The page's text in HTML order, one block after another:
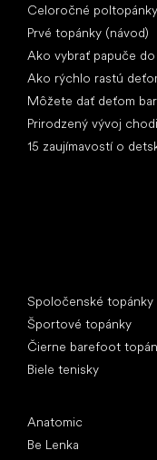
Celoročné
Prvé topánky (návod)
Ako vybrať papuče
Ako rýchlo rastú
Môžete dať deťom
Prirodzený vývoj
15 zaujímavostí o
Spoločenské topánky
Športové topánky
Čierne barefoot
Biele tenisky
Anatomic
Be Lenka